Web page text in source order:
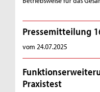
Pressemitteilung
vom 24.07.2025
Praxistest